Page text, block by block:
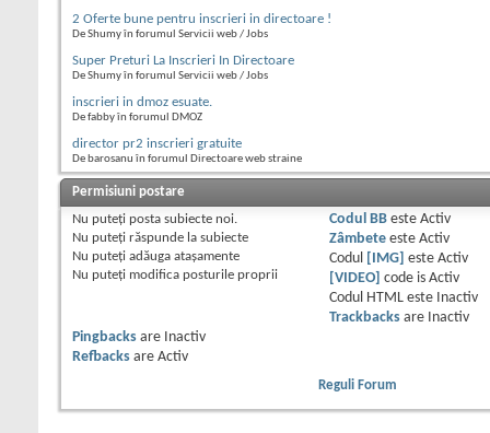
2 Oferte bune pentru inscrieri in directoare !
De Shumy în forumul Servicii web / Jobs
Super Preturi La Inscrieri In Directoare
De Shumy în forumul Servicii web / Jobs
inscrieri in dmoz esuate.
De fabby în forumul DMOZ
director pr2 inscrieri gratuite
De barosanu în forumul Directoare web straine
Permisiuni postare
Nu puteţi posta subiecte noi.
Nu puteţi răspunde la subiecte
Nu puteţi adăuga ataşamente
Nu puteţi modifica posturile proprii
Codul BBeste Activ
Zâmbeteeste Activ
Codul
[IMG] este Activ
[VIDEO] code is Activ
Codul HTML este
Inactiv
Trackbacksare
Inactiv
Pingbacks are
Inactiv
Refbacks are Activ
Reguli Forum